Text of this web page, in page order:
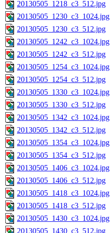
20130505_1218_c3_512.jpg
20130505_1230_c3_1024.jpg
20130505_1230_c3_512.jpg
20130505_1242_c3_1024.jpg
20130505_1242_c3_512.jpg
20130505_1254_c3_1024.jpg
20130505_1254_c3_512.jpg
20130505_1330_c3_1024.jpg
20130505_1330_c3_512.jpg
20130505_1342_c3_1024.jpg
20130505_1342_c3_512.jpg
20130505_1354_c3_1024.jpg
20130505_1354_c3_512.jpg
20130505_1406_c3_1024.jpg
20130505_1406_c3_512.jpg
20130505_1418_c3_1024.jpg
20130505_1418_c3_512.jpg
20130505_1430_c3_1024.jpg
20130505_1430_c3_512.jpg